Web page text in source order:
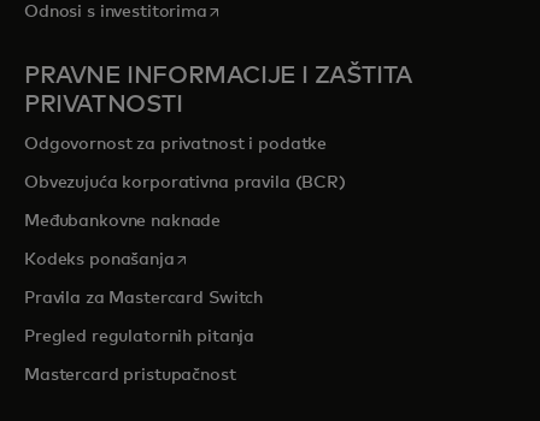
Odnosi s investitorimaopens in a new tab
PRAVNE INFORMACIJE I ZAŠTITA
PRIVATNOSTI
Odgovornost za privatnost i podatke
Obvezujuća korporativna pravila (BCR)
Međubankovne naknade
Kodeks ponašanjaopens in a new tab
Pravila za Mastercard Switch
Pregled regulatornih pitanja
Mastercard pristupačnost